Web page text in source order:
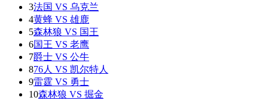
3法国 VS 乌克兰
4黄蜂 VS 雄鹿
5森林狼 VS 国王
6国王 VS 老鹰
7爵士 VS 公牛
876人 VS 凯尔特人
9雷霆 VS 勇士
10森林狼 VS 掘金